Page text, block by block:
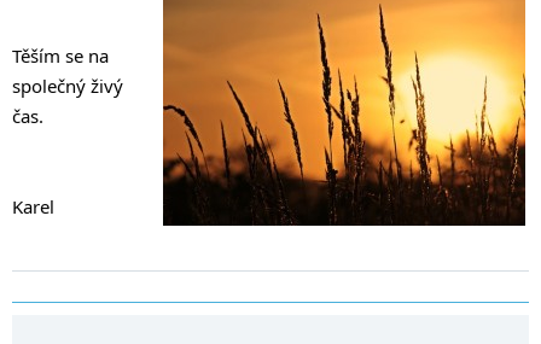
Těším se na
společný živý
čas.
Karel